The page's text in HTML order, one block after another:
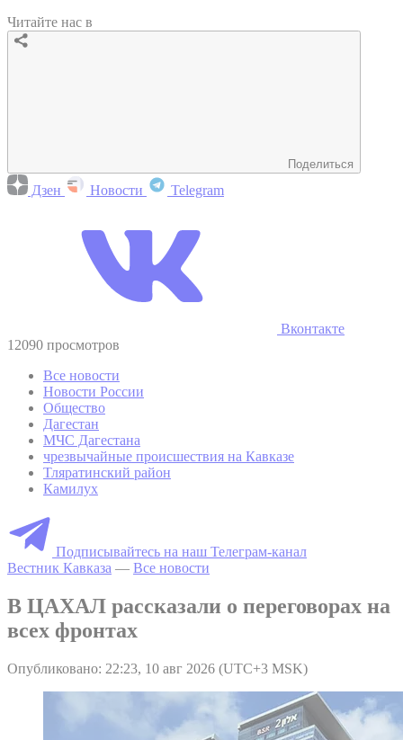
Читайте нас в
Поделиться
Дзен Новости Telegram
Вконтакте
12090 просмотров
Все новости
Новости России
Общество
Дагестан
МЧС Дагестана
чрезвычайные происшествия на Кавказе
Тляратинский район
Камилух
Подписывайтесь на наш Телеграм-канал
Вестник Кавказа — Все новости
В ЦАХАЛ рассказали о переговорах на
всех фронтах
Опубликовано: 22:23, 10 авг 2026 (UTC+3 MSK)